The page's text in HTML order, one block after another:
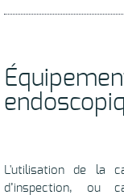
L'utilisation de la
d’inspection, ou